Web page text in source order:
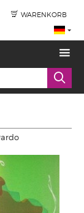
WARENKORB